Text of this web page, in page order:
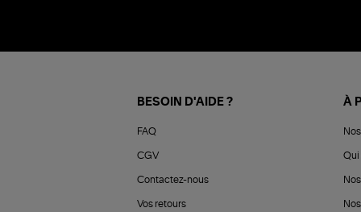
BESOIN D'AIDE ?
FAQ
CGV
Contactez-nous
Vos retours
À
Qui